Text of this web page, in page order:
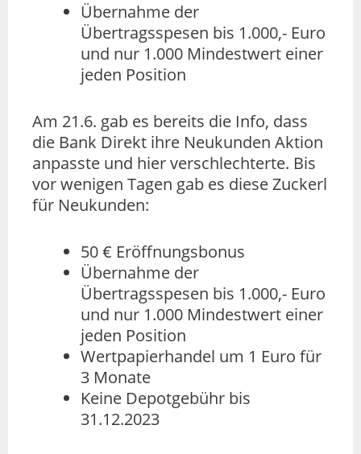
Übernahme der
Übertragsspesen bis 1.000,- Euro
und nur 1.000 Mindestwert einer
jeden Position
Am 21.6. gab es bereits die Info, dass
die Bank Direkt ihre Neukunden Aktion
anpasste und hier verschlechterte. Bis
vor wenigen Tagen gab es diese Zuckerl
für Neukunden:
50 € Eröffnungsbonus
Übernahme der
Übertragsspesen bis 1.000,- Euro
und nur 1.000 Mindestwert einer
jeden Position
Wertpapierhandel um 1 Euro für
3 Monate
Keine Depotgebühr bis
31.12.2023